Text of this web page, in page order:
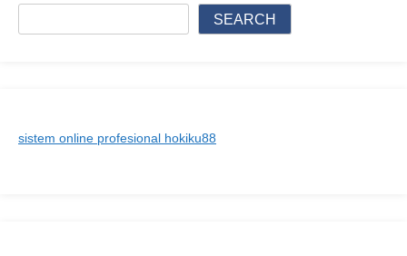
Dana
Isi
SEARCH
sistem online profesional hokiku88